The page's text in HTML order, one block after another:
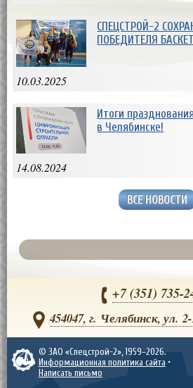
10.03.2025
СПЕЦСТРОЙ-2
ПОБЕДИТЕЛЯ
14.08.2024
Итоги
в Челябинске!
ВСЕ НОВОСТИ
+7 (351) 735-
454047, г. Челябинск, ул.
© ЗАО «Спецстрой-2», 1959–2026.
Информационная политика сайта •
Написать письмо